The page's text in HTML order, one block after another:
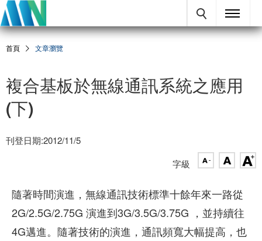
首頁 文章瀏覽
複合基板於無線通訊系統之應用
(下)
刊登日期:2012/11/5
字級
隨著時間演進，無線通訊技術標準十餘年來一路從
2G/2.5G/2.75G 演進到3G/3.5G/3.75G ，並持續往
4G邁進。隨著技術的演進，通訊頻寬大幅提高，也